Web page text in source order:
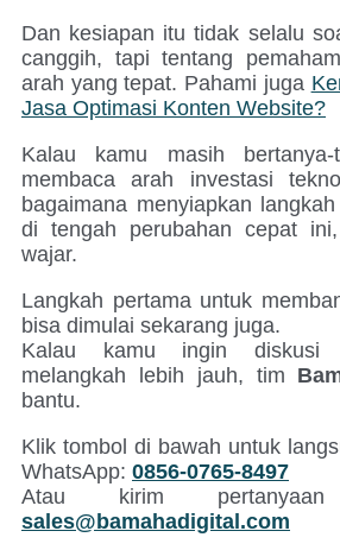
Dan kesiapan itu tidak selalu
canggih, tapi tentang
arah yang tepat. Pahami juga
Jasa Optimasi Konten Website?
Kalau kamu masih bertanya-
membaca arah investasi
bagaimana menyiapkan
di tengah perubahan cepat
wajar.
Langkah pertama untuk
bisa dimulai sekarang juga.
Kalau kamu ingin diskusi
melangkah lebih jauh, tim
bantu.
Klik tombol di bawah untuk
WhatsApp: 0856-0765-8497
Atau kirim
sales@bamahadigital.com